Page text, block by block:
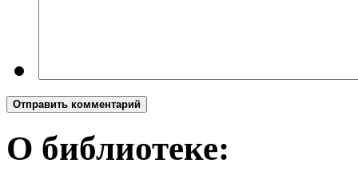
Отправить комментарий
О библиотеке: